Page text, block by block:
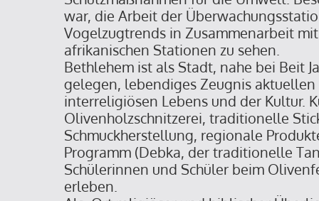
war, die Arbeit der
Vogelzugtrends in Zusammenarbeit
afrikanischen Stationen zu sehen.
Bethlehem ist als Stadt, nahe bei Beit
gelegen, lebendiges Zeugnis
interreligiösen Lebens und der Kultur.
Olivenholzschnitzerei, traditionelle
Schmuckherstellung, regionale
Programm (Debka, der traditionelle
Schülerinnen und Schüler beim
erleben.